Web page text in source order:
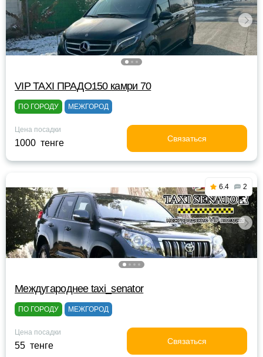
VIP TAXI ПРАДО150 камри 70
ПО ГОРОДУ МЕЖГОРОД
Цена посадки
1000 тенге Связаться
6.4 2
Междугароднее taxi_senator
ПО ГОРОДУ МЕЖГОРОД
Цена посадки
55 тенге Связаться